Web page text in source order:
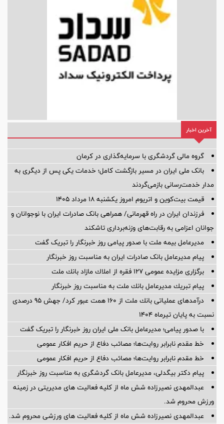
آخرین اخبار
گروه مالی گردشگری با سرمایه‌گذاری در کرمان
بانک ملی ایران در مسیر بازگشت کامل؛ خدمات یکی پس از دیگری به
مدار خدمت‌رسانی بازمی‌گردند
قیمت بیت‌کوین و اتریوم امروز یکشنبه ۱۸ مرداد ۱۴۰۵
فرزندان ایران در راه قهرمانی/ همراهی بانک صادرات ایران با نوجوانان و
جوانان اعزامی به رقابت‌های وزنه‌برداری تاشکند
مدیرعامل بیمه ملت با صدور پیامی روز خبرنگار را تبریک گفت
پیام مدیرعامل بانک صادرات ایران به مناسبت روز خبرنگار
برگزاری مزایده عمومی 127 فقره از املاك مازاد بانك ملت
پیام تبریك مدیرعامل بانك ملت به مناسبت روز خبرنگار
درآمدهای عملیاتی بانك ملت از 160 همت عبور كرد/ جهش 95 درصدی
نسبت به پایان تیرماه 1404
با صدور پیامی؛ مدیرعامل بانک ملی ایران روز خبرنگار را تبریک گفت
خط مقدم نابرابر روایت‌ها؛ مصائب دفاع از حریم افکار عمومی
خط مقدم نابرابر روایت‌ها؛ مصائب دفاع از حریم افکار عمومی
پیام دکتر بیگدلی، مدیرعامل بانک گردشگری به مناسبت روز خبرنگار
عبدالمهدی نصیرزاده شش ماه از کلیه فعالیت های مدیریتی در زمینه
ورزش محروم شد.
عبدالمهدی نصیرزاده شش ماه از کلیه فعالیت های ورزشی محروم شد.